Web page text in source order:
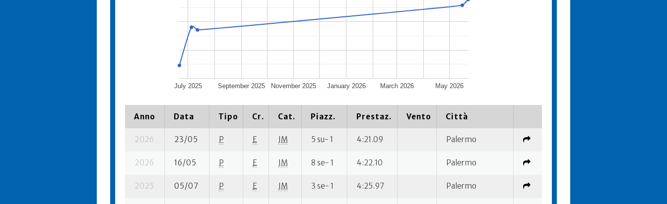
July 2025 September 2025 November 2025 January 2026 March 2026 May 2026
Anno Data Tipo Cr. Cat. Piazz. Prestaz. Vento Città
2026 23/05 P E JM 5 su- 1 4:21.09 Palermo
2026 16/05 P E JM 8 se- 1 4:22.10 Palermo
2025 05/07 P E JM 3 se- 1 4:25.97 Palermo